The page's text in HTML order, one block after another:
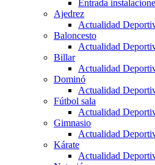
Entrada
Ajedrez
Actualidad
Baloncesto
Actualidad
Billar
Actualidad
Dominó
Actualidad
Fútbol sala
Actualidad
Gimnasio
Actualidad
Kárate
Actualidad